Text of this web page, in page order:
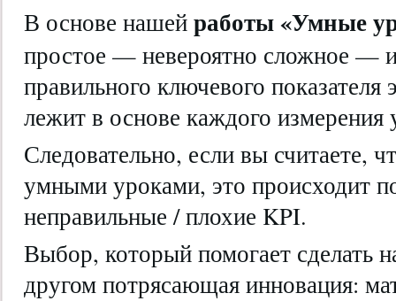
В основе нашей работы «Умные
простое — невероятно сложное —
правильного ключевого
лежит в основе каждого измерения
Следовательно, если вы считаете,
умными уроками, это происходит
неправильные / плохие KPI.
Выбор, который помогает сделать
другом потрясающая инновация: